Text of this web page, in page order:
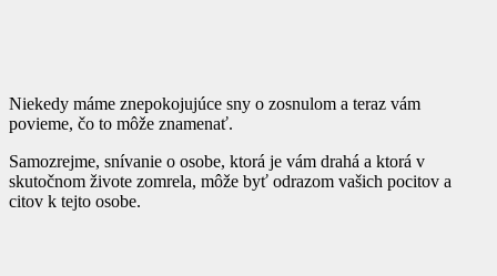
Niekedy máme znepokojujúce sny o zosnulom a teraz vám
povieme, čo to môže znamenať.
Samozrejme, snívanie o osobe, ktorá je vám drahá a ktorá v
skutočnom živote zomrela, môže byť odrazom vašich pocitov a
citov k tejto osobe.